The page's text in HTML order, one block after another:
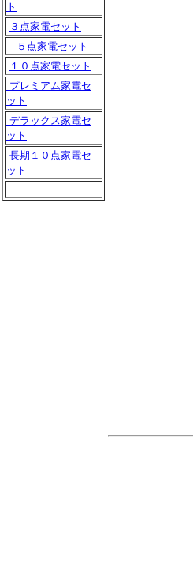
ト
３点家電セット
５点家電セット
１０点家電セット
プレミアム家電セ
ット
デラックス家電セ
ット
長期１０点家電セ
ット